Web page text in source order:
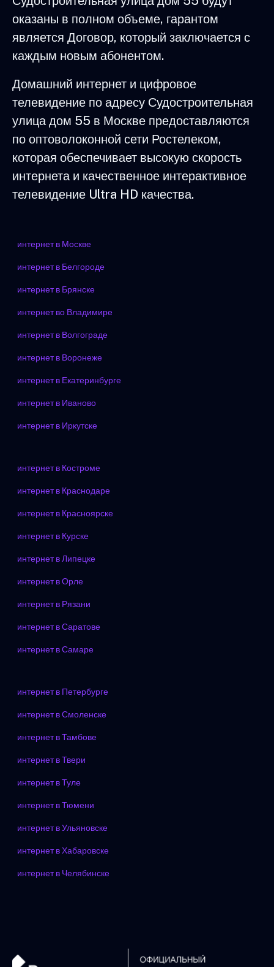
оказаны в полном объеме, гарантом
является Договор, который заключается с
каждым новым абонентом.
Домашний интернет и цифровое
телевидение по адресу Судостроительная
улица дом 55 в Москве предоставляются
по оптоволоконной сети Ростелеком,
которая обеспечивает высокую скорость
интернета и качественное интерактивное
телевидение Ultra HD качества.
интернет в Москве
интернет в Белгороде
интернет в Брянске
интернет во Владимире
интернет в Волгограде
интернет в Воронеже
интернет в Екатеринбурге
интернет в Иваново
интернет в Иркутске
интернет в Костроме
интернет в Краснодаре
интернет в Красноярске
интернет в Курске
интернет в Липецке
интернет в Орле
интернет в Рязани
интернет в Саратове
интернет в Самаре
интернет в Петербурге
интернет в Смоленске
интернет в Тамбове
интернет в Твери
интернет в Туле
интернет в Тюмени
интернет в Ульяновске
интернет в Хабаровске
интернет в Челябинске